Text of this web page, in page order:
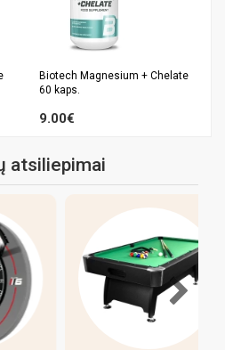
Biotech Magnesium + Chelate
60 kaps.
9.00€
atsiliepimai